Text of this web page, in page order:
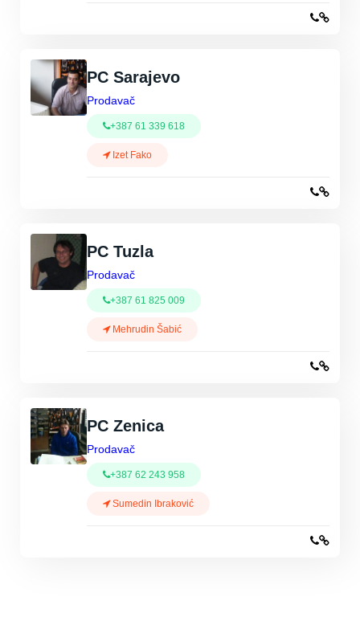
PC Sarajevo
Prodavač
+387 61 339 618
Izet Fako
PC Tuzla
Prodavač
+387 61 825 009
Mehrudin Šabić
PC Zenica
Prodavač
+387 62 243 958
Sumedin Ibraković